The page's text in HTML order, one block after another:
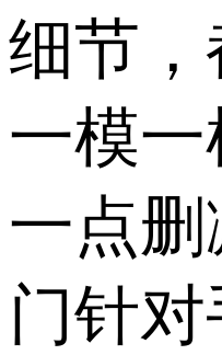
细节
一模
一点
门针